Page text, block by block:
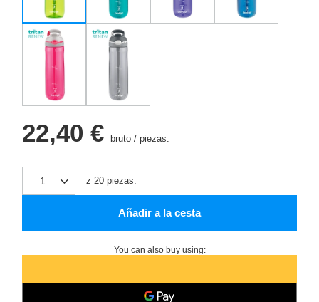
22,40 € bruto / piezas.
z 20 piezas.
Añadir a la cesta
You can also buy using: